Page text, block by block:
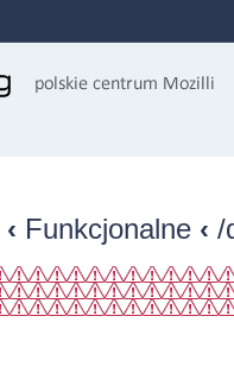
‹ Funkcjonalne ‹ /